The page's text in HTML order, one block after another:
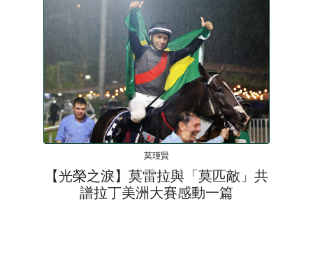
莫瑾賢
【光榮之淚】莫雷拉與「莫匹敵」共
譜拉丁美洲大賽感動一篇